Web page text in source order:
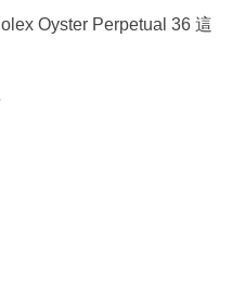
​Oyster Perpetual 36 這